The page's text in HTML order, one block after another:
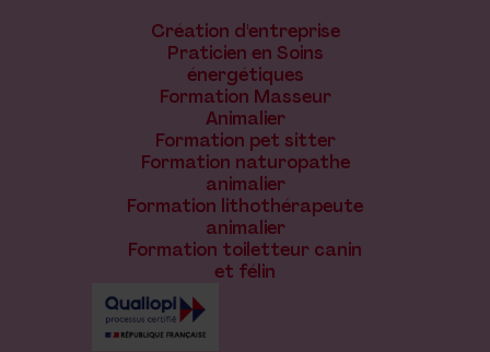
Création d'entreprise
Praticien en Soins
énergétiques
Formation Masseur
Animalier
Formation pet sitter
Formation naturopathe
animalier
Formation lithothérapeute
animalier
Formation toiletteur canin
et félin